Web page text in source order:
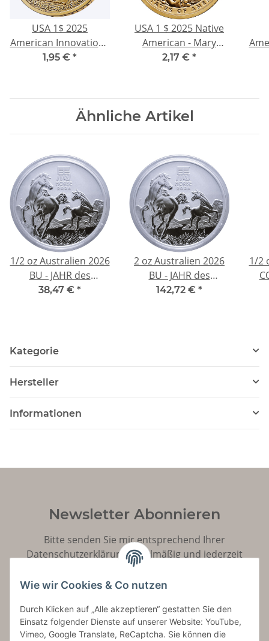
USA 1$ 2025
American Innovation -
ARKANSAS Fregatte -
U.S. Mint
1,95 € *
USA 1 $ 2025 Native
American - Mary
Kawena Pukui -
Amerikas- Native
American Dollar
2,17 € *
Ähnliche Artikel
1/2 oz Australien 2026
BU - JAHR des
PFERDES / Year of the
Horse
38,47 € *
2 oz Australien 2026
BU - JAHR des
PFERDES / Year of the
142,72 € *
1/2
Kategorie
Hersteller
Informationen
Newsletter Abonnieren
Bitte senden Sie mir entsprechend Ihrer
Datenschutzerklärungregelmäßig und jederzeit
widerruflich Informationen zu Ihrem Produktsortiment
per E-Mail zu.
Abonnieren
Wie wir Cookies & Co nutzen
Durch Klicken auf „Alle akzeptieren“ gestatten Sie den
Einsatz folgender Dienste auf unserer Website: YouTube,
Vimeo, Google Translate, ReCaptcha. Sie können die